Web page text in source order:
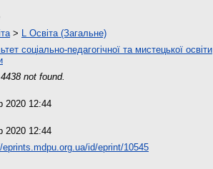
> L Освіта (Загальне)
соціально-педагогічної та мистецької освіти
not found.
2020 12:44
2020 12:44
eprints.mdpu.org.ua/id/eprint/10545